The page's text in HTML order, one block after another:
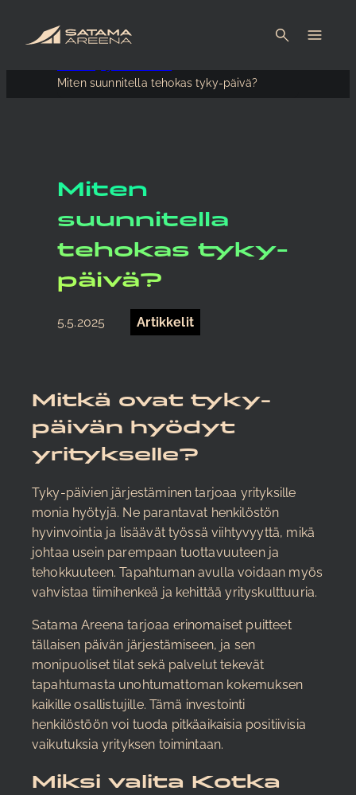
Miten suunnitella tehokas tyky-päivä?
Miten
suunnitella
tehokas tyky-
päivä?
5.5.2025 Artikkelit
Mitkä ovat tyky-
päivän hyödyt
yritykselle?
Tyky-päivien järjestäminen tarjoaa yrityksille
monia hyötyjä. Ne parantavat henkilöstön
hyvinvointia ja lisäävät työssä viihtyvyyttä, mikä
johtaa usein parempaan tuottavuuteen ja
tehokkuuteen. Tapahtuman avulla voidaan myös
vahvistaa tiimihenkeä ja kehittää yrityskulttuuria.
Satama Areena tarjoaa erinomaiset puitteet
tällaisen päivän järjestämiseen, ja sen
monipuoliset tilat sekä palvelut tekevät
tapahtumasta unohtumattoman kokemuksen
kaikille osallistujille. Tämä investointi
henkilöstöön voi tuoda pitkäaikaisia positiivisia
vaikutuksia yrityksen toimintaan.
Miksi valita Kotka